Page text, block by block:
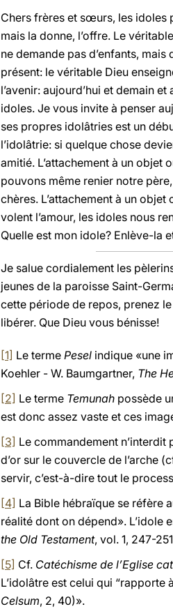
Chers frères et sœurs, les idoles
mais la donne, l’offre. Le
ne demande pas d’enfants,
présent: le véritable Dieu
l’avenir: aujourd’hui et demain
idoles. Je vous invite à penser
ses propres idolâtries est un
l’idolâtrie: si quelque chose
amitié. L’attachement à un objet
pouvons même renier notre
chères. L’attachement à un
volent l’amour, les idoles nous
Quelle est mon idole? Enlève-la
Je salue cordialement les
jeunes de la paroisse Saint-
cette période de repos, prenez
libérer. Que Dieu vous bénisse!
[1] Le terme Pesel indique «une
Koehler - W. Baumgartner, The
[2] Le terme Temunah possède
est donc assez vaste et ces
[3] Le commandement
d’or sur le couvercle de l’arche
servir, c’est-à-dire tout le
[4] La Bible hébraïque se réfère
réalité dont on dépend».
the Old Testament, vol. 1, 247-
[5] Cf. Catéchisme de l’Eglise
L’idolâtre est celui qui “rapporte
Celsum, 2, 40)».